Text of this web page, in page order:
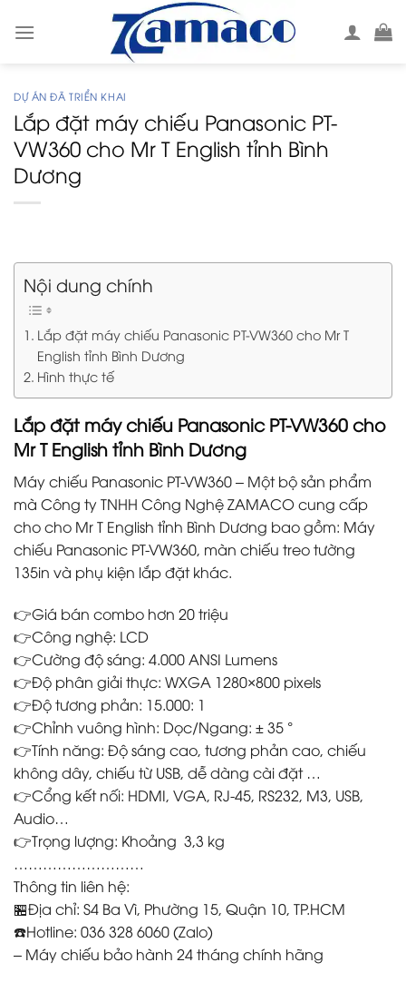
DỰ ÁN ĐÃ TRIỂN KHAI
Lắp đặt máy chiếu Panasonic PT-
VW360 cho Mr T English tỉnh Bình
Dương
Nội dung chính
Lắp đặt máy chiếu Panasonic PT-VW360 cho Mr T
English tỉnh Bình Dương
Hình thực tế
Lắp đặt máy chiếu Panasonic PT-VW360 cho
Mr T English tỉnh Bình Dương
Máy chiếu Panasonic PT-VW360 – Một bộ sản phẩm
mà Công ty TNHH Công Nghệ ZAMACO cung cấp
cho cho Mr T English tỉnh Bình Dương bao gồm: Máy
chiếu Panasonic PT-VW360, màn chiếu treo tường
135in và phụ kiện lắp đặt khác.
👉Giá bán combo hơn 20 triệu
👉Công nghệ: LCD
👉Cường độ sáng: 4.000 ANSI Lumens
👉Độ phân giải thực: WXGA 1280×800 pixels
👉Độ tương phản: 15.000: 1
👉Chỉnh vuông hình: Dọc/Ngang: ± 35 °
👉Tính năng: Độ sáng cao, tương phản cao, chiếu
không dây, chiếu từ USB, dễ dàng cài đặt …
👉Cổng kết nối: HDMI, VGA, RJ-45, RS232, M3, USB,
Audio…
👉Trọng lượng: Khoảng 3,3 kg
………………………
Thông tin liên hệ:
🏪Địa chỉ: S4 Ba Vì, Phường 15, Quận 10, TP.HCM
☎️Hotline: 036 328 6060 (Zalo)
– Máy chiếu bảo hành 24 tháng chính hãng